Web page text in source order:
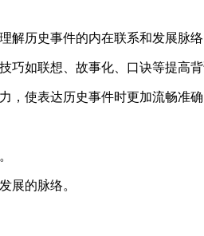
解历史事件的内在联系和发展脉络
巧如联想、故事化、口诀等提高背
，使表达历史事件时更加流畅准确
展的脉络。